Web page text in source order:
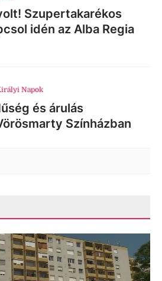
Szupertakarékos
idén az Alba Regia
Napok
és árulás
Színházban